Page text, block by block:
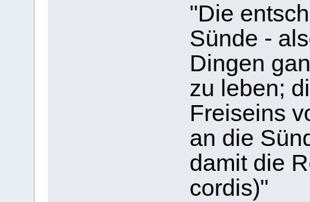
"Die
Sünde -
Dingen
zu leben;
Freiseins
an die
damit die
cordis)"